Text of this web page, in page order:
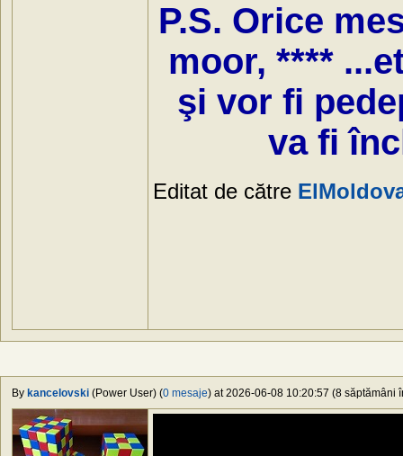
P.S. Orice
moor, ****
şi vor fi
va fi
Editat de către
By kancelovski (Power User) (0 mesaje) at 2026-06-08 10:20:57 (8 săptămâni